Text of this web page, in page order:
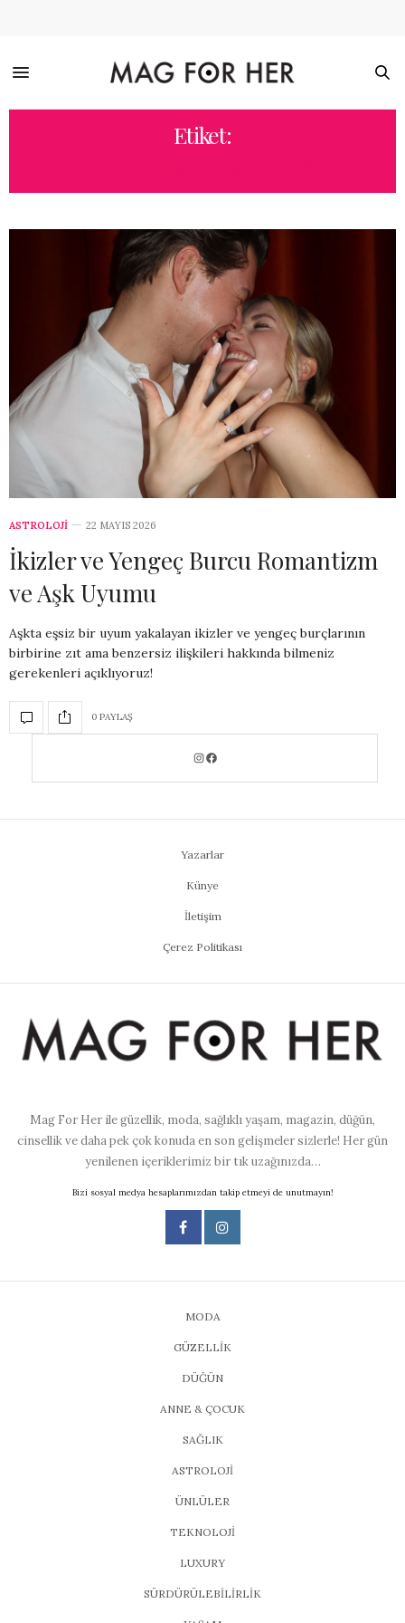
Etiket:
ASTROLOJİ 22 MAYIS 2026
İkizler ve Yengeç Burcu Romantizm
ve Aşk Uyumu
Aşkta eşsiz bir uyum yakalayan ikizler ve yengeç burçlarının
birbirine zıt ama benzersiz ilişkileri hakkında bilmeniz
gerekenleri açıklıyoruz!
0 PAYLAŞ
Yazarlar
Künye
İletişim
Çerez Politikası
Mag For Her ile güzellik, moda, sağlıklı yaşam, magazin, düğün,
cinsellik ve daha pek çok konuda en son gelişmeler sizlerle! Her gün
yenilenen içeriklerimiz bir tık uzağınızda…
Bizi sosyal medya hesaplarımızdan takip etmeyi de unutmayın!
MODA
GÜZELLİK
DÜĞÜN
ANNE & ÇOCUK
SAĞLIK
ASTROLOJİ
ÜNLÜLER
TEKNOLOJİ
LUXURY
SÜRDÜRÜLEBİLİRLİK